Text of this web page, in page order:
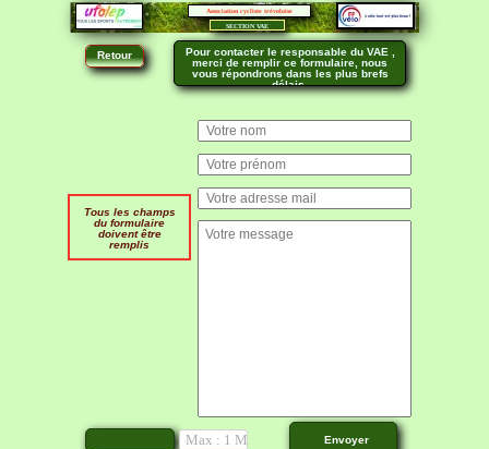
Pour contacter le responsable du VAE ,
merci de remplir ce formulaire, nous
vous répondrons dans les plus brefs
délais.
Envoyer
Tous les champs
du formulaire
doivent être
remplis
Retour
Max : 1 MB
SECTION VAE
Association cycliste trévoloise